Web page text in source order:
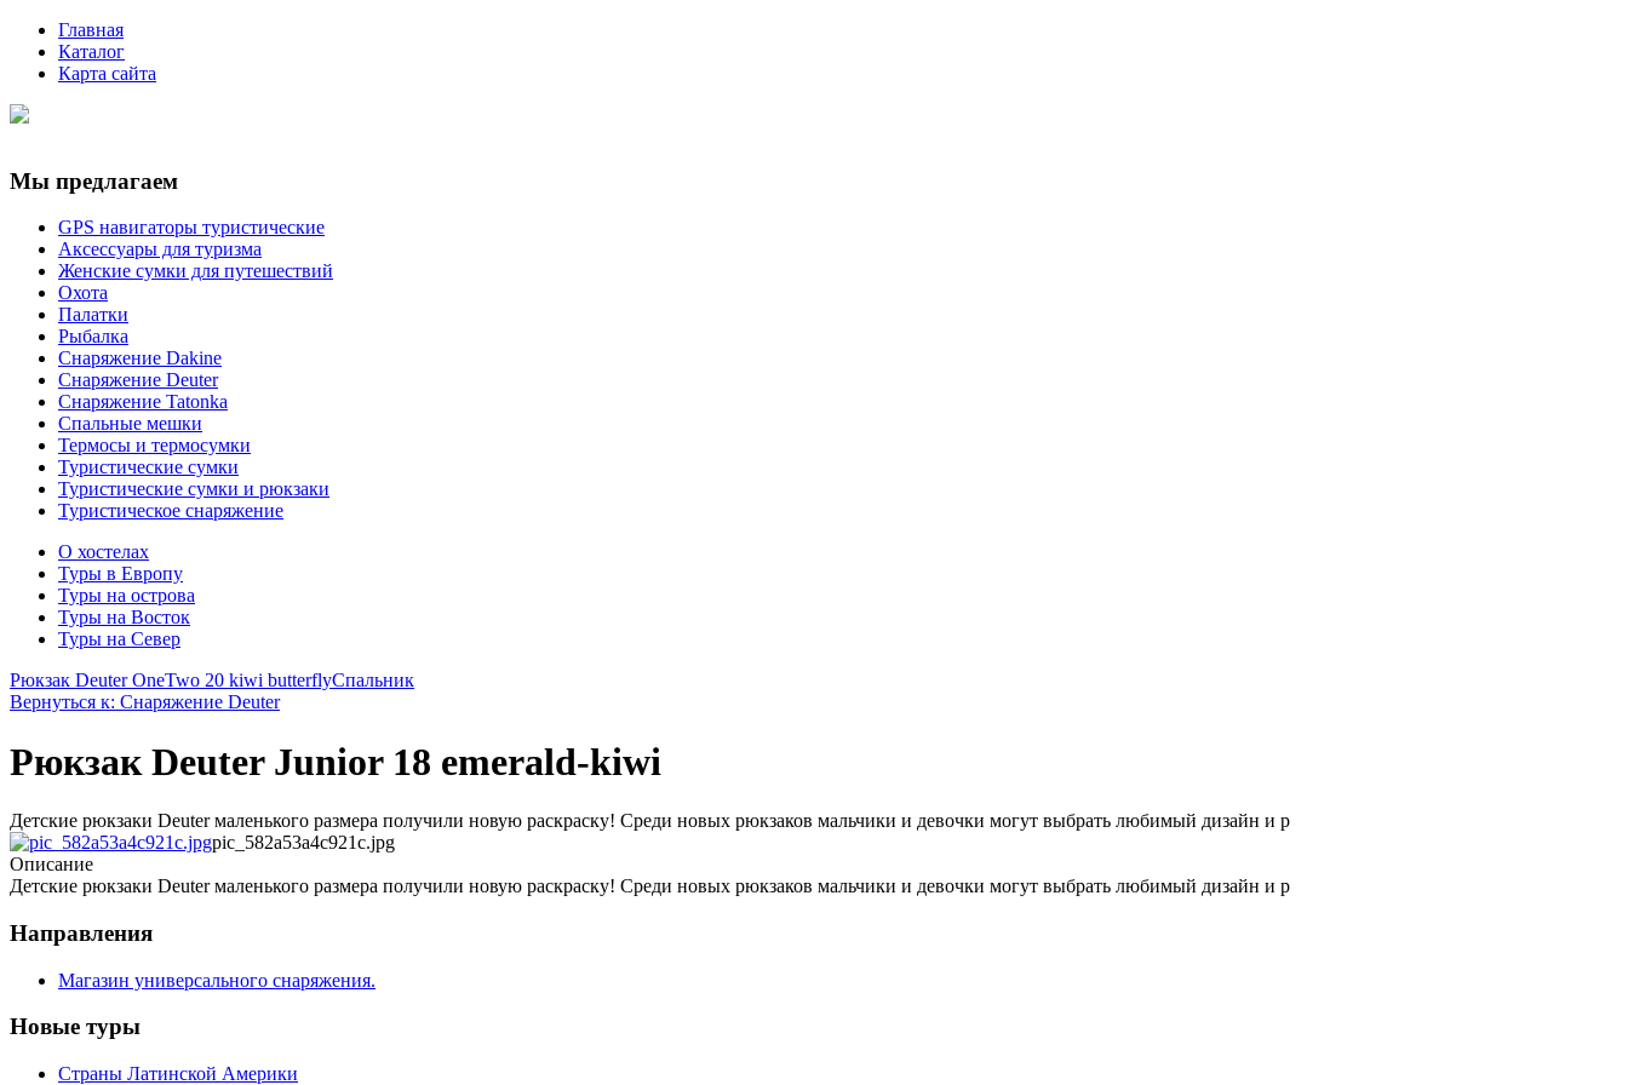
Главная
Каталог
Карта сайта
Мы предлагаем
GPS навигаторы туристические
Аксессуары для туризма
Женские сумки для путешествий
Охота
Палатки
Рыбалка
Снаряжение Dakine
Снаряжение Deuter
Снаряжение Tatonka
Спальные мешки
Термосы и термосумки
Туристические сумки
Туристические сумки и рюкзаки
Туристическое снаряжение
О хостелах
Туры в Европу
Туры на острова
Туры на Восток
Туры на Север
Рюкзак Deuter OneTwo 20 kiwi butterflyСпальник
Вернуться к: Снаряжение Deuter
Рюкзак Deuter Junior 18 emerald-kiwi
Детские рюкзаки Deuter маленького размера получили новую раскраску! Среди новых рюкзаков мальчики и девочки могут выбрать любимый дизайн и р
pic_582a53a4c921c.jpg
Описание
Детские рюкзаки Deuter маленького размера получили новую раскраску! Среди новых рюкзаков мальчики и девочки могут выбрать любимый дизайн и р
Направления
Магазин универсального снаряжения.
Новые туры
Страны Латинской Америки